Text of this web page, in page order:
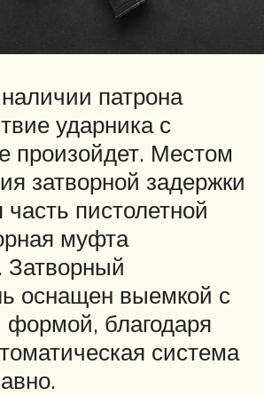
патрона
ударника с
произойдет. Местом
затворной задержки
пистолетной
муфта
Затворный
оснащен выемкой с
формой, благодаря
система